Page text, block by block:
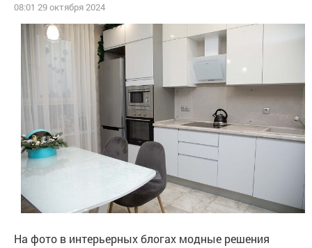
08:01 29 октября 2024
На фото в интерьерных блогах модные решения